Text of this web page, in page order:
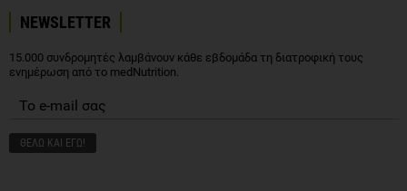
NEWSLETTER
15.000 συνδρομητές λαμβάνουν κάθε εβδομάδα τη διατροφική τους
ενημέρωση από το medNutrition.